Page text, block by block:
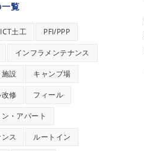
覧
ICT土工 PFI/PPP
インフラメンテナンス
設 キャンプ場
改修 フィール
・アパート
ス ルートイン